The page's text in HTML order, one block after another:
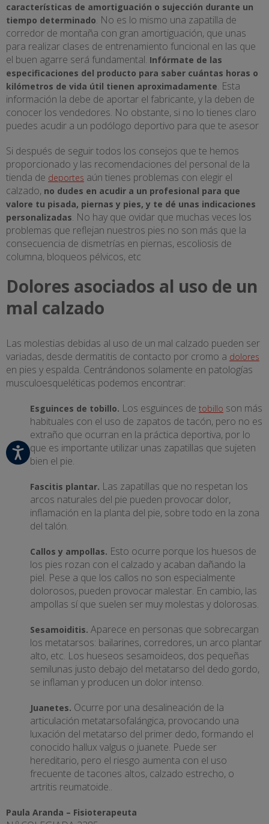
características de amortiguación o sujección durante un
tiempo determinado. No es lo mismo una zapatilla de
corredor de montaña con gran amortiguación, que unas
para realizar clases de entrenamiento funcional en las que
el buen agarre será fundamental. Infórmate de las
especificaciones del producto para saber cuántas horas o
kilómetros de vida útil tienen aproximadamente. Esta
información la debe de aportar el fabricante, y la deben de
conocer los vendedores. No obstante, si no lo tienes claro
puedes acudir a un podólogo deportivo para que te asesor
Si después de seguir todos los consejos que te hemos
proporcionado y las recomendaciones del personal de la
tienda de deportes aún tienes problemas con elegir el
calzado, no dudes en acudir a un profesional para que
valore tu pisada, piernas y pies, y te dé unas indicaciones
personalizadas. No hay que ovidar que muchas veces los
problemas que reflejan nuestros pies no son más que la
consecuencia de dismetrías en piernas, escoliosis de
columna, bloqueos pélvicos, etc
Dolores asociados al uso de un
mal calzado
Las molestias debidas al uso de un mal calzado pueden ser
variadas, desde dermatitis de contacto por cromo a dolores
en pies y espalda. Centrándonos solamente en patologías
musculoesqueléticas podemos encontrar:
Esguinces de tobillo. Los esguinces de tobillo son más
habituales con el uso de zapatos de tacón, pero no es
extraño que ocurran en la práctica deportiva, por lo
que es importante utilizar unas zapatillas que sujeten
bien el pie.
Fascitis plantar. Las zapatillas que no respetan los
arcos naturales del pie pueden provocar dolor,
inflamación en la planta del pie, sobre todo en la zona
del talón.
Callos y ampollas. Esto ocurre porque los huesos de
los pies rozan con el calzado y acaban dañando la
piel. Pese a que los callos no son especialmente
dolorosos, pueden provocar malestar. En cambio, las
ampollas sí que suelen ser muy molestas y dolorosas.
Sesamoiditis. Aparece en personas que sobrecargan
los metatarsos: bailarines, corredores, un arco plantar
alto, etc. Los hueseos sesamoideos, dos pequeñas
semilunas justo debajo del metatarso del dedo gordo,
se inflaman y producen un dolor intenso.
Juanetes. Ocurre por una desalineación de la
articulación metatarsofalángica, provocando una
luxación del metatarso del primer dedo, formando el
conocido hallux valgus o juanete. Puede ser
hereditario, pero el riesgo aumenta con el uso
frecuente de tacones altos, calzado estrecho, o
artritis reumatoide..
Paula Aranda – Fisioterapeuta